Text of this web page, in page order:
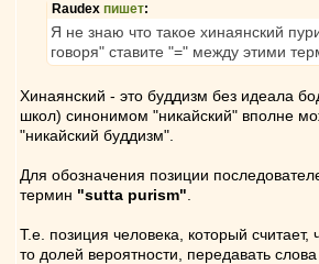
Raudex пишет:
Я не знаю что такое хинаянский
говоря" ставите "=" между этими
Хинаянский - это буддизм без идеала
школ) синонимом "никайский" вполне
"никайский буддизм".
Для обозначения позиции
термин "sutta purism"
Т.е. позиция человека, который считает,
то долей вероятности, передавать